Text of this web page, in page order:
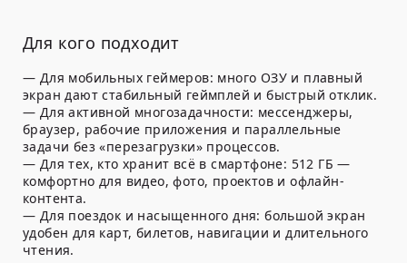
Для кого подходит
— Для мобильных геймеров: много ОЗУ и плавный
экран дают стабильный геймплей и быстрый отклик.
— Для активной многозадачности: мессенджеры,
браузер, рабочие приложения и параллельные
задачи без «перезагрузки» процессов.
— Для тех, кто хранит всё в смартфоне: 512 ГБ —
комфортно для видео, фото, проектов и офлайн-
контента.
— Для поездок и насыщенного дня: большой экран
удобен для карт, билетов, навигации и длительного
чтения.